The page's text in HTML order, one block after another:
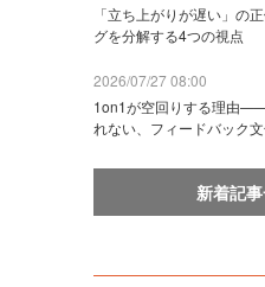
「立ち上がりが遅い」
グを分解する4つの視点
2026/07/27 08:00
1on1が空回りする理由
れない、フィードバック
新着記